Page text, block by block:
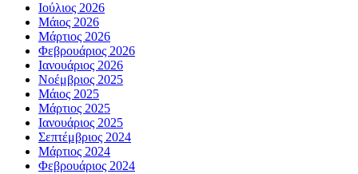
Ιούλιος 2026
Μάιος 2026
Μάρτιος 2026
Φεβρουάριος 2026
Ιανουάριος 2026
Νοέμβριος 2025
Μάιος 2025
Μάρτιος 2025
Ιανουάριος 2025
Σεπτέμβριος 2024
Μάρτιος 2024
Φεβρουάριος 2024